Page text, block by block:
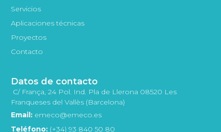
Servicios
Aplicaciones técnicas
Proyectos
Contacto
Datos de contacto
C/ França, 24 Pol. Ind. Pla de Llerona 08520 Les
Franqueses del Vallès (Barcelona)
Email: emeco@emeco.es
Teléfono: (+34) 93 840 50 80